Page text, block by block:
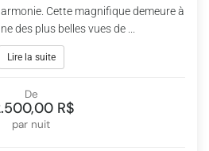
Cette magnifique demeure à
des plus belles vues de ...
Lire la suite
De
R$
par nuit